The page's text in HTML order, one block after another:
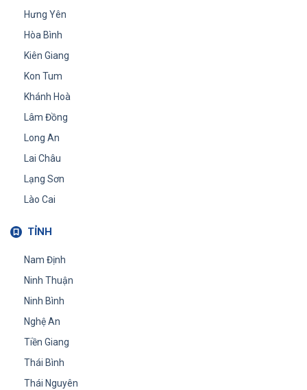
Hưng Yên
Hòa Bình
Kiên Giang
Kon Tum
Khánh Hoà
Lâm Đồng
Long An
Lai Châu
Lạng Sơn
Lào Cai
TỈNH
Nam Định
Ninh Thuận
Ninh Bình
Nghệ An
Tiền Giang
Thái Bình
Thái Nguyên